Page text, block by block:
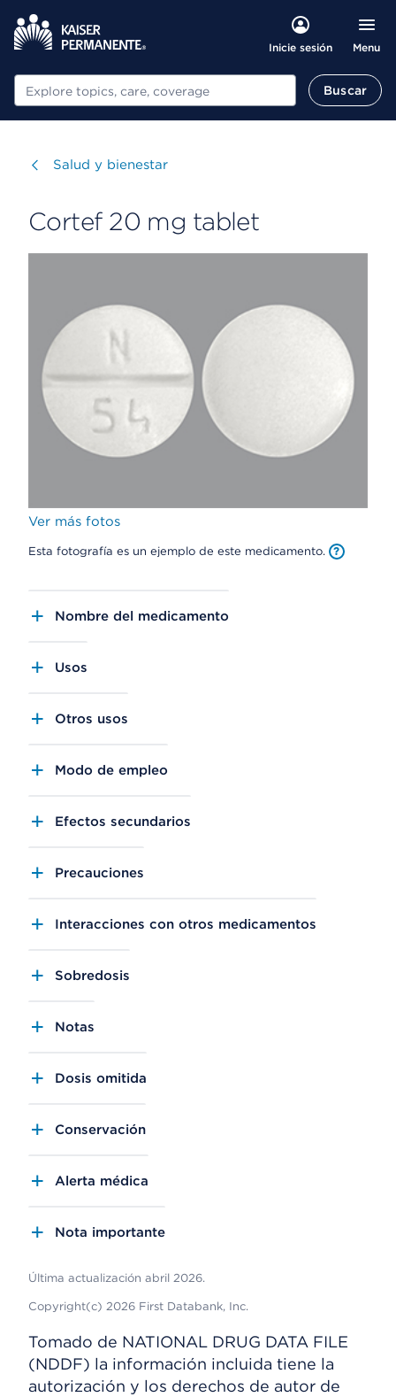
Inicie sesión Menu
Buscar Buscar
Visitar
Salud y bienestar
Cortef 20 mg tablet
Ver más fotos
Esta fotografía es un ejemplo de este medicamento.
Nombre del medicamento
Usos
Otros usos
Modo de empleo
Efectos secundarios
Precauciones
Interacciones con otros medicamentos
Sobredosis
Notas
Dosis omitida
Conservación
Alerta médica
Nota importante
Última actualización abril 2026.
Copyright(c) 2026 First Databank, Inc.
Tomado de NATIONAL DRUG DATA FILE
(NDDF) la información incluida tiene la
autorización y los derechos de autor de